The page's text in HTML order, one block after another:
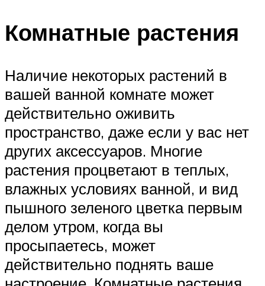
Комнатные растения
Наличие некоторых растений в
вашей ванной комнате может
действительно оживить
пространство, даже если у вас нет
других аксессуаров. Многие
растения процветают в теплых,
влажных условиях ванной, и вид
пышного зеленого цветка первым
делом утром, когда вы
просыпаетесь, может
действительно поднять ваше